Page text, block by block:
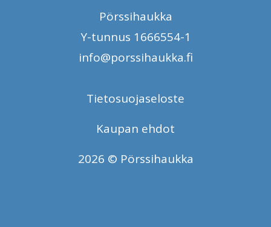
Pörssihaukka
Y-tunnus 1666554-1
info@porssihaukka.fi
Tietosuojaseloste
Kaupan ehdot
2026 © Pörssihaukka